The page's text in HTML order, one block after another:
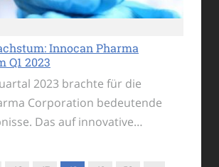
Innocan Pharma
Q1 2023
2023 brachte für die
Corporation bedeutende
Das auf innovative…